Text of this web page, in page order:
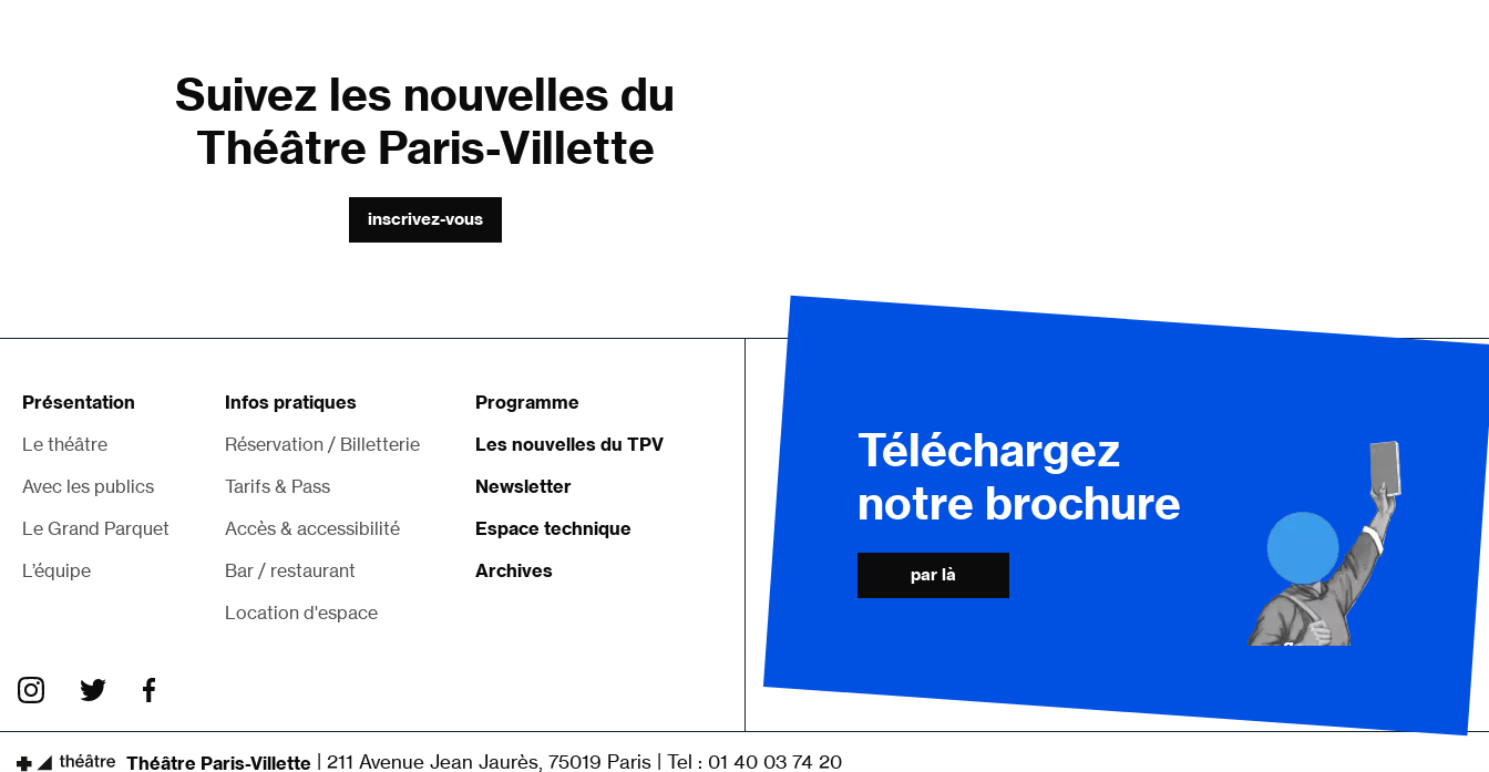
Suivez les nouvelles du
Théâtre Paris-Villette
inscrivez-vous
Présentation
Le théâtre
Avec les publics
Le Grand Parquet
L’équipe
Infos pratiques
Réservation / Billetterie
Tarifs & Pass
Accès & accessibilité
Bar / restaurant
Location d'espace
Programme
Les nouvelles du TPV
Newsletter
Espace technique
Archives
Téléchargez
notre brochure
par là
Théâtre Paris-Villette | 211 Avenue Jean Jaurès, 75019 Paris | Tel : 01 40 03 74 20